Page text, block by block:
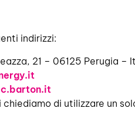
indirizzi:
21 – 06125 Perugia –
di utilizzare un